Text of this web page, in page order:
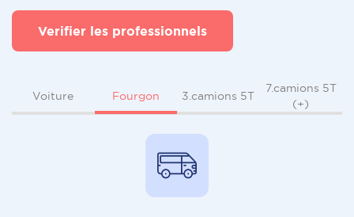
Verifier les professionnels
Voiture Fourgon 3.camions 5T
7.camions 5T
(+)